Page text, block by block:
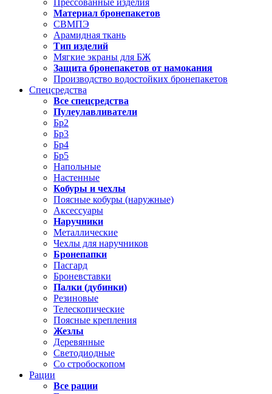
Прессованные изделия
Материал бронепакетов
СВМПЭ
Арамидная ткань
Тип изделий
Мягкие экраны для БЖ
Защита бронепакетов от намокания
Производство водостойких бронепакетов
Спецсредства
Все спецсредства
Пулеулавливатели
Бр2
Бр3
Бр4
Бр5
Напольные
Настенные
Кобуры и чехлы
Поясные кобуры (наружные)
Аксессуары
Наручники
Металлические
Чехлы для наручников
Бронепапки
Пасгард
Броневставки
Палки (дубинки)
Резиновые
Телескопические
Поясные крепления
Жезлы
Деревянные
Светодиодные
Со стробоскопом
Рации
Все рации